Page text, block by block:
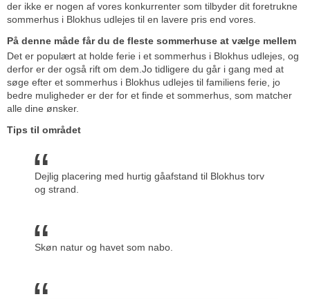
der ikke er nogen af vores konkurrenter som tilbyder dit foretrukne
sommerhus i Blokhus udlejes til en lavere pris end vores.
På denne måde får du de fleste sommerhuse at vælge mellem
Det er populært at holde ferie i et sommerhus i Blokhus udlejes, og
derfor er der også rift om dem.Jo tidligere du går i gang med at
søge efter et sommerhus i Blokhus udlejes til familiens ferie, jo
bedre muligheder er der for et finde et sommerhus, som matcher
alle dine ønsker.
Tips til området
Dejlig placering med hurtig gåafstand til Blokhus torv
og strand.
Skøn natur og havet som nabo.